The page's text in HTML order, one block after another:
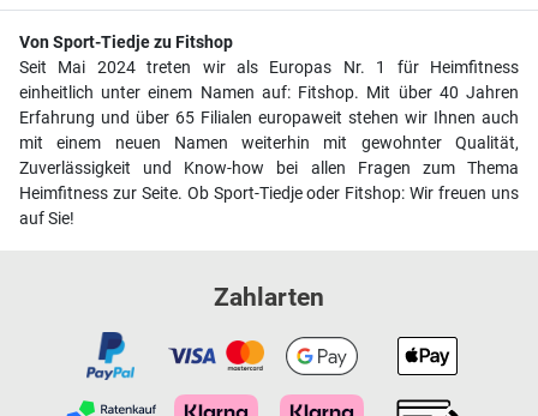
Von Sport-Tiedje zu Fitshop
Seit Mai 2024 treten wir als Europas Nr. 1 für Heimfitness
einheitlich unter einem Namen auf: Fitshop. Mit über 40 Jahren
Erfahrung und über 65 Filialen europaweit stehen wir Ihnen auch
mit einem neuen Namen weiterhin mit gewohnter Qualität,
Zuverlässigkeit und Know-how bei allen Fragen zum Thema
Heimfitness zur Seite. Ob Sport-Tiedje oder Fitshop: Wir freuen uns
auf Sie!
Zahlarten